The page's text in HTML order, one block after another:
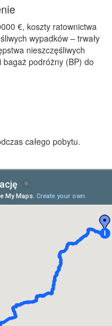
€, koszty ratownictwa
wypadków – trwały
nieszczęśliwych
bagaż podróżny (BP) do
całego pobytu.